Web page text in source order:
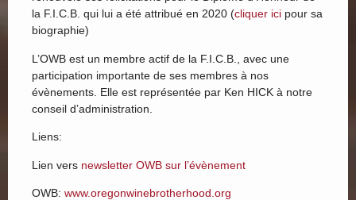
la F.I.C.B. qui lui a été attribué en 2020 (cliquer ici pour sa
biographie)
L’OWB est un membre actif de la F.I.C.B., avec une
participation importante de ses membres à nos
évènements. Elle est représentée par Ken HICK à notre
conseil d’administration.
Liens:
Lien vers newsletter OWB sur l’évènement
OWB: www.oregonwinebrotherhood.org